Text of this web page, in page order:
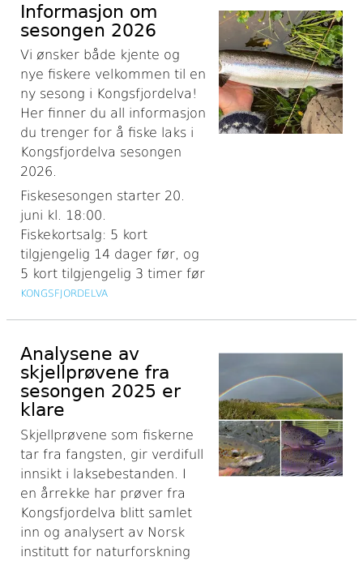
Informasjon om
sesongen 2026
Vi ønsker både kjente og
nye fiskere velkommen til en
ny sesong i Kongsfjordelva!
Her finner du all informasjon
du trenger for å fiske laks i
Kongsfjordelva sesongen
2026.
Fiskesesongen starter 20.
juni kl. 18:00.
Fiskekortsalg: 5 kort
tilgjengelig 14 dager før, og
5 kort tilgjengelig 3 timer før
KONGSFJORDELVA
Analysene av
skjellprøvene fra
sesongen 2025 er
klare
Skjellprøvene som fiskerne
tar fra fangsten, gir verdifull
innsikt i laksebestanden. I
en årrekke har prøver fra
Kongsfjordelva blitt samlet
inn og analysert av Norsk
institutt for naturforskning